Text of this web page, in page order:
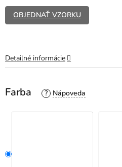
Farba ?
OBJEDNAŤ VZORKU
Detailné informácie